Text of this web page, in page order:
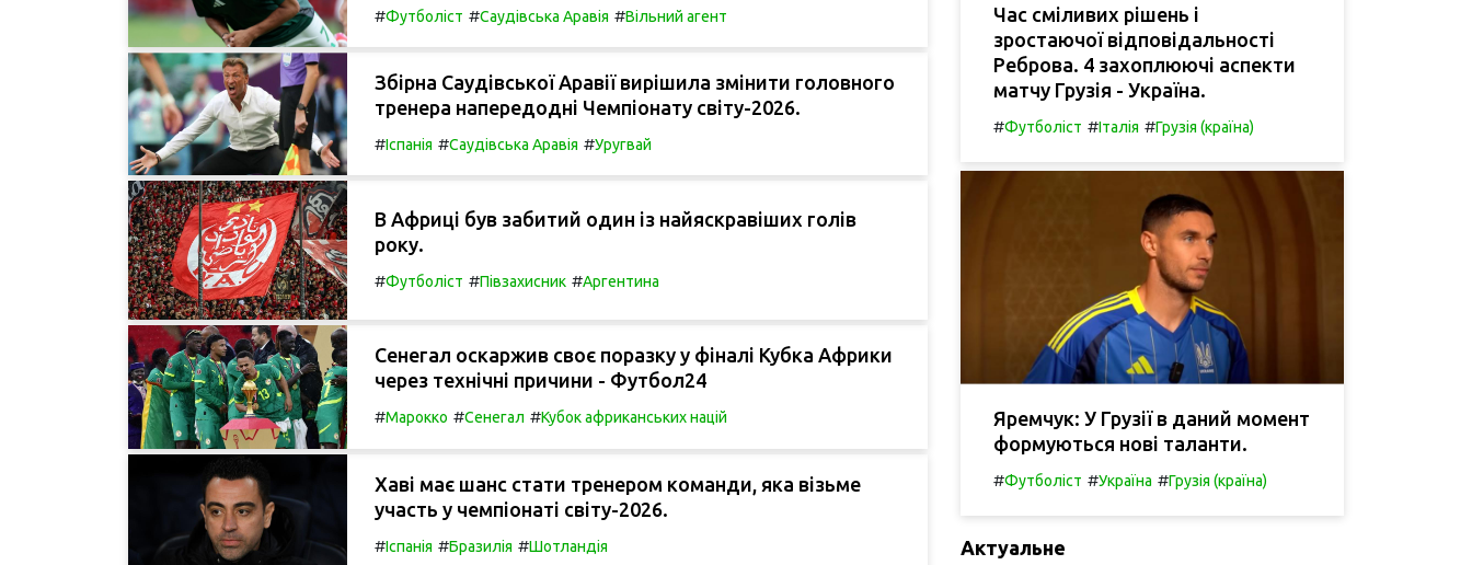
#Футболіст #Саудівська Аравія #Вільний агент
Збірна Саудівської Аравії вирішила змінити головного
тренера напередодні Чемпіонату світу-2026.
#Іспанія #Саудівська Аравія #Уругвай
В Африці був забитий один із найяскравіших голів
року.
#Футболіст #Півзахисник #Аргентина
Сенегал оскаржив своє поразку у фіналі Кубка Африки
через технічні причини - Футбол24
#Марокко #Сенегал #Кубок африканських націй
Хаві має шанс стати тренером команди, яка візьме
участь у чемпіонаті світу-2026.
#Іспанія #Бразилія #Шотландія
Час сміливих рішень і
зростаючої відповідальності
Реброва. 4 захоплюючі аспекти
матчу Грузія - Україна.
#Футболіст #Італія #Грузія (країна)
Яремчук: У Грузії в даний момент
формуються нові таланти.
#Футболіст #Україна #Грузія (країна)
Актуальне